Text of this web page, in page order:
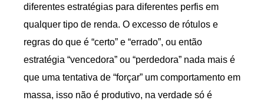
diferentes estratégias para diferentes perfis em
qualquer tipo de renda. O excesso de rótulos e
regras do que é “certo” e “errado”, ou então
estratégia “vencedora” ou “perdedora” nada mais é
que uma tentativa de “forçar” um comportamento em
massa, isso não é produtivo, na verdade só é